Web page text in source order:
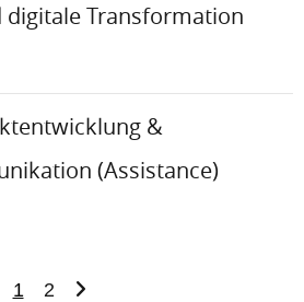
digitale Transformation
&
(Assistance)
1 2